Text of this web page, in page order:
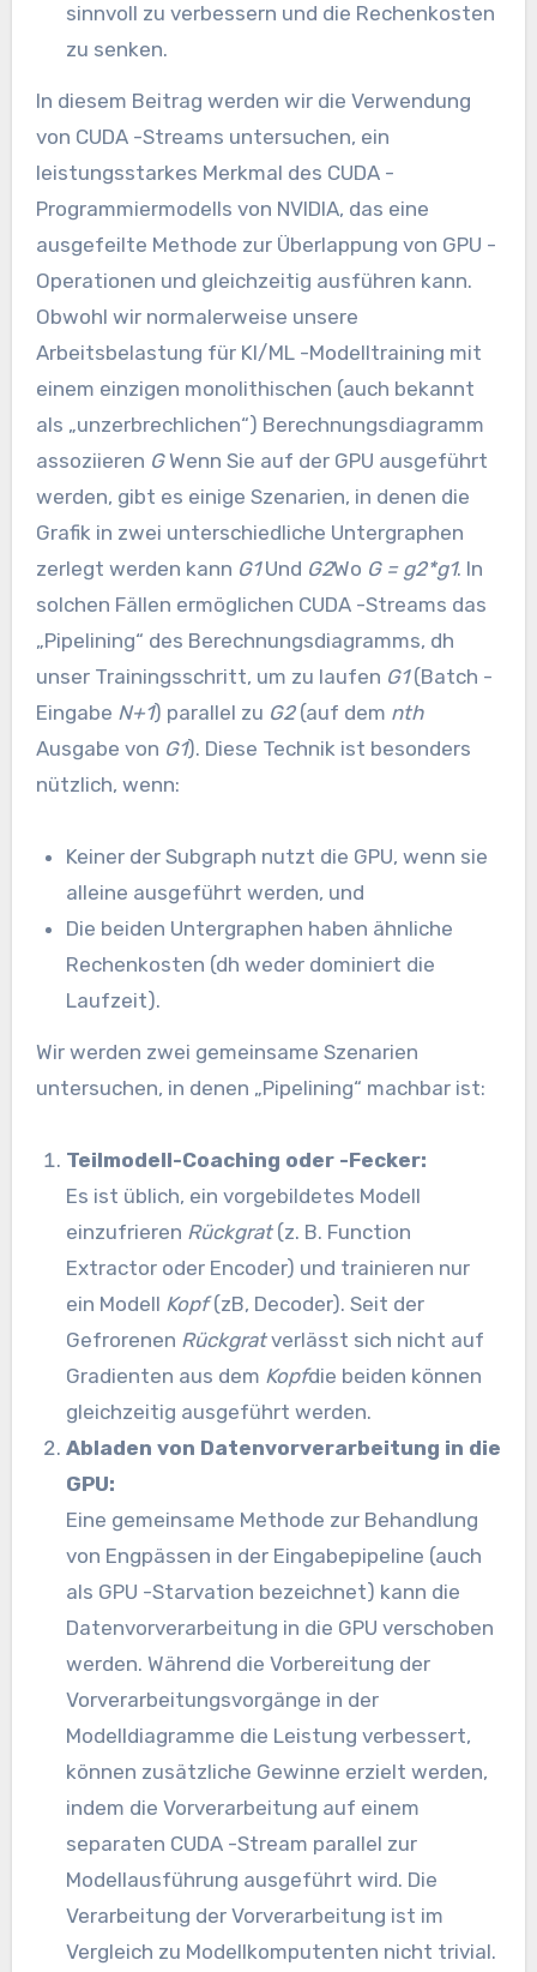
sinnvoll zu verbessern und die Rechenkosten
zu senken.
In diesem Beitrag werden wir die Verwendung
von CUDA -Streams untersuchen, ein
leistungsstarkes Merkmal des CUDA -
Programmiermodells von NVIDIA, das eine
ausgefeilte Methode zur Überlappung von GPU -
Operationen und gleichzeitig ausführen kann.
Obwohl wir normalerweise unsere
Arbeitsbelastung für KI/ML -Modelltraining mit
einem einzigen monolithischen (auch bekannt
als „unzerbrechlichen“) Berechnungsdiagramm
assoziieren GWenn Sie auf der GPU ausgeführt
werden, gibt es einige Szenarien, in denen die
Grafik in zwei unterschiedliche Untergraphen
zerlegt werden kann G1Und G2Wo G = g2*g1. In
solchen Fällen ermöglichen CUDA -Streams das
„Pipelining“ des Berechnungsdiagramms, dh
unser Trainingsschritt, um zu laufen G1(Batch -
Eingabe N+1) parallel zu G2 (auf dem nth
Ausgabe von G1). Diese Technik ist besonders
nützlich, wenn:
Keiner der Subgraph nutzt die GPU, wenn sie
alleine ausgeführt werden, und
Die beiden Untergraphen haben ähnliche
Rechenkosten (dh weder dominiert die
Laufzeit).
Wir werden zwei gemeinsame Szenarien
untersuchen, in denen „Pipelining“ machbar ist:
Teilmodell-Coaching oder -Fecker:
Es ist üblich, ein vorgebildetes Modell
einzufrieren Rückgrat(z. B. Function
Extractor oder Encoder) und trainieren nur
ein Modell Kopf(zB, Decoder). Seit der
Gefrorenen Rückgratverlässt sich nicht auf
Gradienten aus dem Kopfdie beiden können
gleichzeitig ausgeführt werden.
Abladen von Datenvorverarbeitung in die
GPU:
Eine gemeinsame Methode zur Behandlung
von Engpässen in der Eingabepipeline (auch
als GPU -Starvation bezeichnet) kann die
Datenvorverarbeitung in die GPU verschoben
werden. Während die Vorbereitung der
Vorverarbeitungsvorgänge in der
Modelldiagramme die Leistung verbessert,
können zusätzliche Gewinne erzielt werden,
indem die Vorverarbeitung auf einem
separaten CUDA -Stream parallel zur
Modellausführung ausgeführt wird. Die
Verarbeitung der Vorverarbeitung ist im
Vergleich zu Modellkomputenten nicht trivial.